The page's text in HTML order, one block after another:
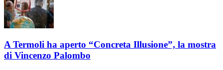
A Termoli ha aperto “Concreta Illusione”, la mostra
di Vincenzo Palombo